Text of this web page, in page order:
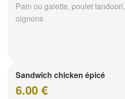
Pain ou galette, poulet
oignons
Sandwich chicken épicé
6.00 €